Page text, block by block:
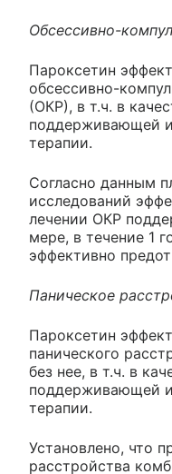
Обсессивно-
Пароксетин
обсессивно-
(ОКР), в т.ч. в
поддерживающей
терапии.
Согласно данным
исследований
лечении ОКР
мере, в течение 1
эффективно
Паническое
Пароксетин
панического
без нее, в т.ч. в
поддерживающей
терапии.
Установлено, что
расстройства